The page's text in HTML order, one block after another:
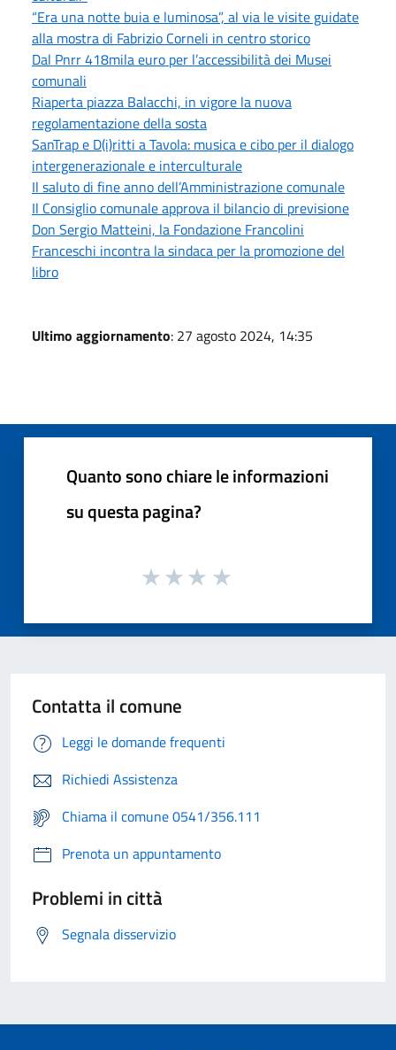
“Era una notte buia e luminosa”, al via le visite guidate
alla mostra di Fabrizio Corneli in centro storico
Dal Pnrr 418mila euro per l’accessibilità dei Musei
comunali
Riaperta piazza Balacchi, in vigore la nuova
regolamentazione della sosta
SanTrap e D(i)ritti a Tavola: musica e cibo per il dialogo
intergenerazionale e interculturale
Il saluto di fine anno dell’Amministrazione comunale
Il Consiglio comunale approva il bilancio di previsione
Don Sergio Matteini, la Fondazione Francolini
Franceschi incontra la sindaca per la promozione del
libro
Ultimo aggiornamento: 27 agosto 2024, 14:35
Quanto sono chiare le informazioni
su questa pagina?
Contatta il comune
Leggi le domande frequenti
Richiedi Assistenza
Chiama il comune 0541/356.111
Prenota un appuntamento
Problemi in città
Segnala disservizio